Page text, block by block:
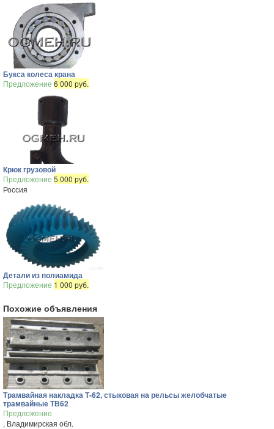
Букса колеса крана
Предложение 6 000 руб.
Крюк грузовой
Предложение 5 000 руб.
Россия
Детали из полиамида
Предложение 1 000 руб.
Похожие объявления
Трамвайная накладка Т-62, стыковая на рельсы желобчатые
трамвайные ТВ62
Предложение
, Владимирская обл.